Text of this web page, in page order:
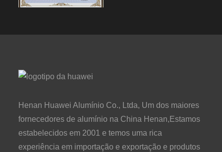
Henan Huawei Alumínio Co., Ltda, Um dos maiores
fornecedores de alumínio na China Henan,Estamos
estabelecidos em 2001 e temos uma rica
experiência em importação e exportação e produtos